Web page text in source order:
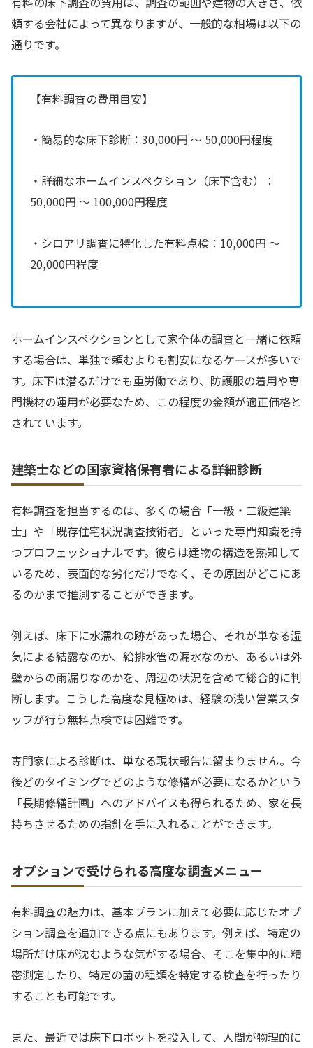
頼する会社によって異なりますが、一般的な相場は以下の
通りです。
【有料調査の費用目安】
・簡易的な床下診断：30,000円 ～ 50,000円程度
・詳細なホームインスペクション（床下含む）：
50,000円 ～ 100,000円程度
・シロアリ調査に特化した有料点検：10,000円 ～
20,000円程度
ホームインスペクションとして家全体の調査と一緒に依頼
する場合は、単独で頼むよりも割安になるケースが多いで
す。床下は潜るだけでも重労働であり、防護服の着用や専
門機材の運用が必要なため、この程度の金額が適正価格と
されています。
建築士などの国家資格保有者による詳細診断
有料調査を担当するのは、多くの場合「一級・二級建築
士」や「既存住宅状況調査技術者」といった専門知識を持
つプロフェッショナルです。彼らは建物の構造を熟知して
いるため、表面的な劣化だけでなく、その原因がどこにあ
るのかまで推測することができます。
例えば、床下に水濡れの跡があった場合、それが単なる湿
気による結露なのか、給排水管の漏水なのか、あるいは外
壁からの雨漏りなのかを、周辺の状況を含めて総合的に判
断します。こうした高度な見極めは、経験の浅い営業スタ
ッフが行う無料点検では困難です。
専門家による診断は、単なる現状報告に留まりません。今
後どのタイミングでどのような修繕が必要になるかという
「長期修繕計画」へのアドバイスも得られるため、家を長
持ちさせるための指針を手に入れることができます。
オプションで受けられる高度な調査メニュー
有料調査の魅力は、基本プランに加えて必要に応じたオプ
ション調査を追加できる点にもあります。例えば、特定の
場所だけ床が沈むような気がする場合、そこを集中的に精
密測定したり、特定の菌の種類を特定する検査を行ったり
することも可能です。
また、最近では床下ロボットを投入して、人間が物理的に